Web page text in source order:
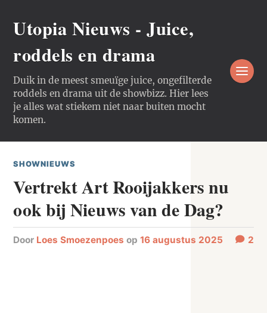
Utopia Nieuws - Juice,
roddels en drama
Duik in de meest smeuïge juice, ongefilterde
roddels en drama uit de showbizz. Hier lees
je alles wat stiekem niet naar buiten mocht
komen.
SHOWNIEUWS
Vertrekt Art Rooijakkers nu
ook bij Nieuws van de Dag?
door Loes Smoezenpoes op16 augustus 2025 2